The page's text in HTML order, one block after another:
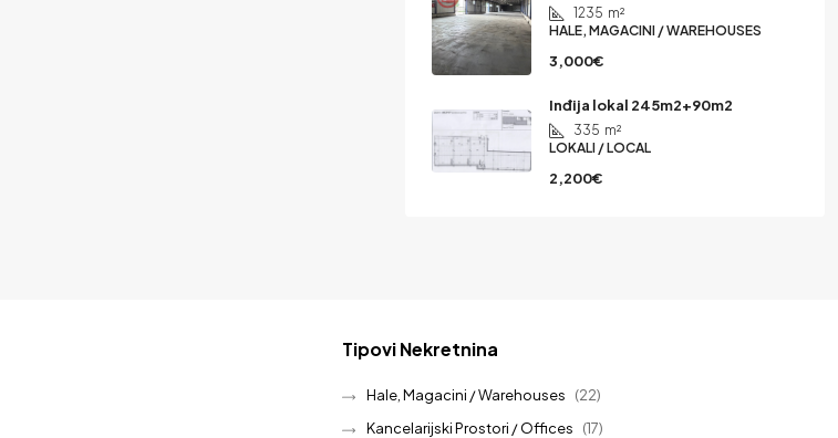
1235 m²
HALE, MAGACINI / WAREHOUSES
3,000€
Inđija lokal 245m2+90m2
335 m²
LOKALI / LOCAL
2,200€
Tipovi Nekretnina
Hale, Magacini / Warehouses
(22)
Kancelarijski Prostori / Offices
(17)